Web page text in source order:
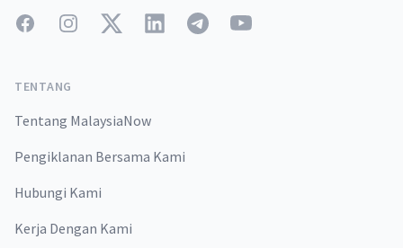
FacebookInstagramTwitterLinkedInTelegramYouTube
TENTANG
Tentang MalaysiaNow
Pengiklanan Bersama Kami
Hubungi Kami
Kerja Dengan Kami